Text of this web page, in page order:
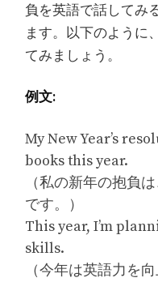
負を英語で話してみ
ます。以下のように
てみましょう。
例文:
My New Year’s
books this year.
（私の新年の抱負
です。）
This year, I’m
skills.
（今年は英語力を